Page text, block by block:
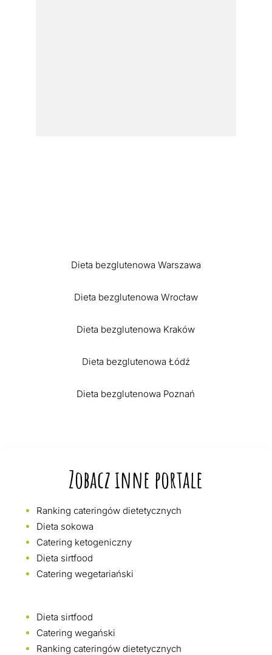
Dieta bezglutenowa Warszawa
Dieta bezglutenowa Wrocław
Dieta bezglutenowa Kraków
Dieta bezglutenowa Łódź
Dieta bezglutenowa Poznań
Zobacz inne portale
Ranking cateringów dietetycznych
Dieta sokowa
Catering ketogeniczny
Dieta sirtfood
Catering wegetariański
Dieta sirtfood
Catering wegański
Ranking cateringów dietetycznych